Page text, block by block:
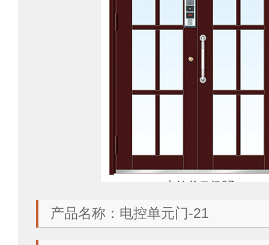
产品名称：电控单元门-21